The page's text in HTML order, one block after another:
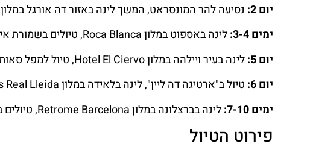
יום 2:
נסיעה להר המונסראט, המשך לינה באזור דה אורגל במלון Hotel Rural Cal Miquel.
ימים 3-4:
לינה באספוט במלון Roca Blanca, טיולים בשמורת איגואסטורטס.
יום 5:
לינה בעיר ויילהה במלון Hotel El Ciervo, טיול למפל סאות' דת פיש.
יום 6:
טיול ב"ארטיגה דה ליין", לינה בלאידה במלון Apartamentos Real Lleida.
ימים 7-10:
לינה בברצלונה במלון Retrome Barcelona, טיולים בעיר ובסביבתה.
פירוט הטיול